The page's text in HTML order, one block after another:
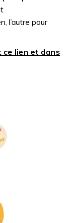
l’autre pour
ce lien et dans